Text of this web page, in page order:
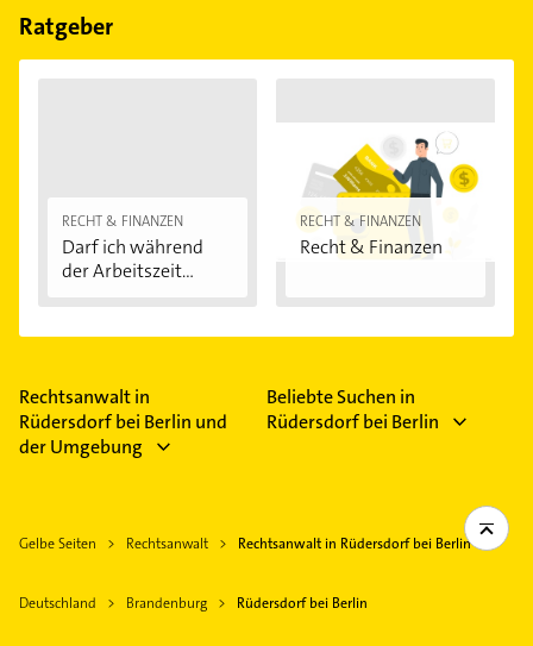
Verkehrsrecht und Vertragsrecht.
Ratgeber
RECHT & FINANZEN
Darf ich während
der Arbeitszeit...
RECHT & FINANZEN
Recht & Finanzen
Rechtsanwalt in
Rüdersdorf bei Berlin und
der Umgebung
Beliebte Suchen in
Rüdersdorf bei Berlin
Gelbe Seiten Rechtsanwalt Rechtsanwalt in Rüdersdorf bei Berlin
Deutschland Brandenburg Rüdersdorf bei Berlin